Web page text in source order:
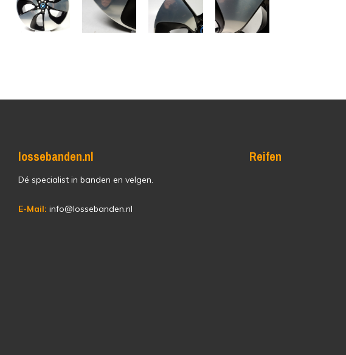
lossebanden.nl
Dé specialist in banden en velgen.
E-Mail: info@lossebanden.nl
Reifen